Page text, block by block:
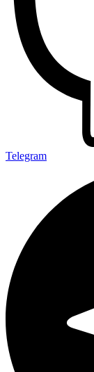
Telegram